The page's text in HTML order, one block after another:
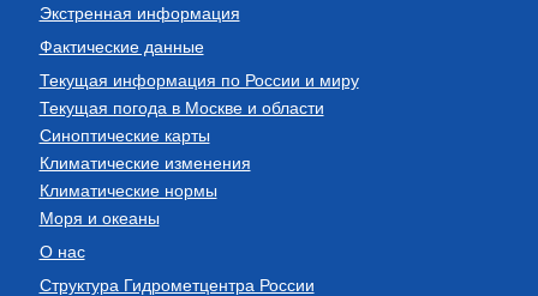
Экстренная информация
Фактические данные
Текущая информация по России и миру
Текущая погода в Москве и области
Синоптические карты
Климатические изменения
Климатические нормы
Моря и океаны
О нас
Структура Гидрометцентра России